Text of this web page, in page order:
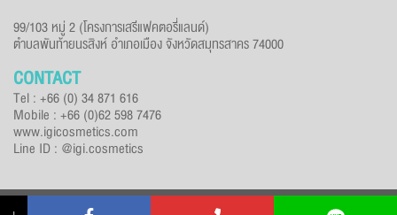
99/103 หมู่ 2 (โครงการเสรีแฟคตอรี่แลนด์)
ตำบลพันท้ายนรสิงห์ อำเภอเมือง จังหวัดสมุทรสาคร 74000
CONTACT
Tel : +66 (0) 34 871 616
Mobile : +66 (0)62 598 7476
www.igicosmetics.com
Line ID : @igi.cosmetics
© Copyright 2026 Imperial Grand Designed by CJ Soft Co., Ltd.